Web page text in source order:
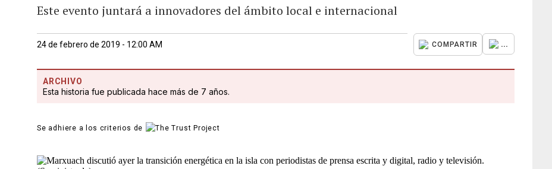
Este evento juntará a innovadores del ámbito local e internacional
24 de febrero de 2019 - 12:00 AM COMPARTIR ...
ARCHIVO
Esta historia fue publicada hace más de 7 años.
Se adhiere a los criterios de